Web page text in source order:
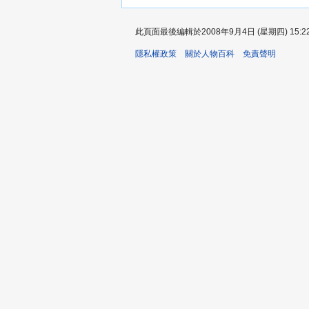
此頁面最後編輯於2008年9月4日 (星期四)
隱私權政策 關於人物百科 免責聲明